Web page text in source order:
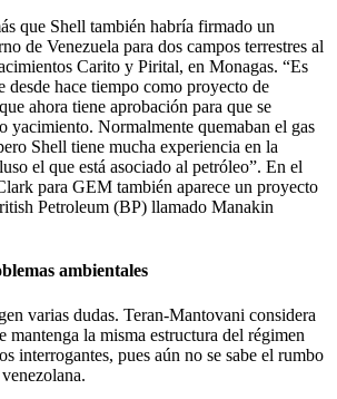
que Shell también habría firmado un
de Venezuela para dos campos terrestres al
Carito y Pirital, en Monagas. “Es
desde hace tiempo como proyecto de
ahora tiene aprobación para que se
yacimiento. Normalmente quemaban el gas
Shell tiene mucha experiencia en la
el que está asociado al petróleo”. En el
para GEM también aparece un proyecto
Petroleum (BP) llamado Manakin
ambientales
varias dudas. Teran-Mantovani considera
mantenga la misma estructura del régimen
interrogantes, pues aún no se sabe el rumbo